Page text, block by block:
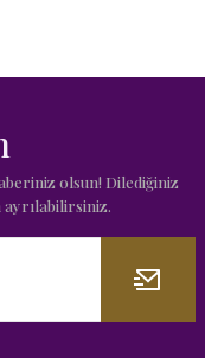
olsun! Dilediğiniz